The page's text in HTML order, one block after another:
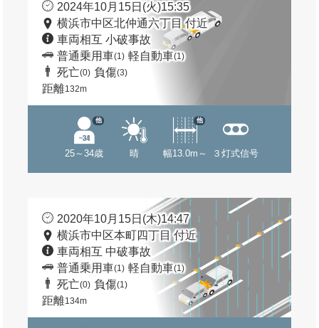
2024年10月15日(火)15:35
横浜市中区北仲通六丁目 付近
車両相互 小破事故
普通乗用車(1) 軽自動車(1)
死亡(0) 負傷(3)
距離132m
25～34歳
他
晴 幅13.0m～
他
３灯式信号
2020年10月15日(木)14:47
横浜市中区本町四丁目 付近
車両相互 中破事故
普通乗用車(1) 軽自動車(1)
死亡(0) 負傷(1)
距離134m